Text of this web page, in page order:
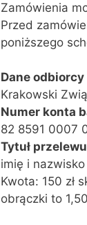
Zamówienia
Przed
poniższego
Dane
Krakowski
Numer konta
82 8591 0007
Tytuł
imię i nazwisko
Kwota: 150 zł
obrączki to